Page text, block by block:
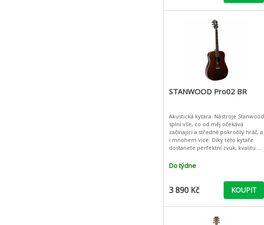
STANWOOD Pro02 BR
Akustická kytara. Nástroje Stanwood
splní vše, co od měj očekává
začínající a středně pokročilý hráč, a
i mnohem více. Díky této kytaře
dostanete perfektní zvuk, kvalitu a
nemusíte Vaší peněž
Do týdne
3 890 Kč KOUPIT